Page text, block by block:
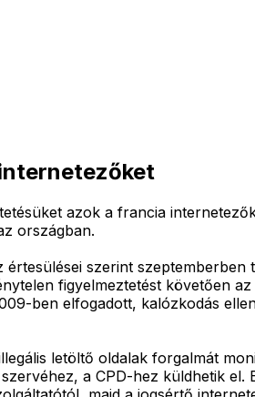
azok a francia
országban.
szerint
figyelmeztetést követően
ben elfogadott, kalózkodás
letöltő oldalak forgalmát
a CPD-hez küldhetik